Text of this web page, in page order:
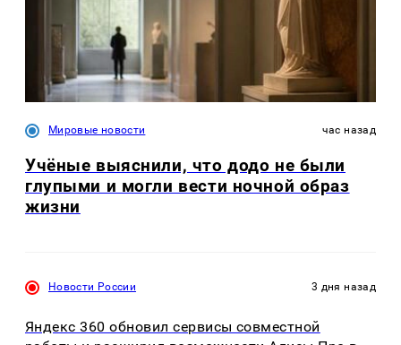
Мировые новости час назад
Учёные выяснили, что додо не были
глупыми и могли вести ночной образ
жизни
Новости России 3 дня назад
Яндекс 360 обновил сервисы совместной